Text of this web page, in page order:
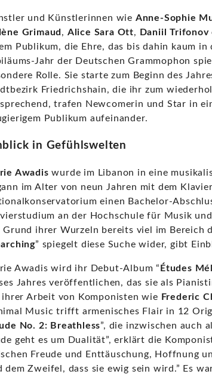
und Künstlerinnen wie Anne-Sophie
Grimaud , Alice Sara Ott, Daniil Trifonov
Publikum, die Ehre, das bis dahin kaum
Jahr der Deutschen Grammophon
Rolle. Sie starte zum Beginn des
Friedrichshain, die ihr zum
trafen Newcomerin und Star in
Publikum aufeinander.
in Gefühlswelten
Awadis wurde im Libanon in eine
im Alter von neun Jahren mit dem
einen Bachelor-
an der Hochschule für Musik
Grund ihrer Wurzeln bereits viel im Bereich
” spiegelt diese Suche wider, gibt
Awadis wird ihr Debut-Album “ Études
Jahres veröffentlichen, das sie als
ihrer Arbeit von Komponisten wie Frederic
Music trifft armenisches Flair in 12
No. 2: Breathless”, die inzwischen auch
geht es um Dualität”, erklärt die
Freude und Enttäuschung, Hoffnung
dem Zweifel, dass sie ewig sein wird.” Es